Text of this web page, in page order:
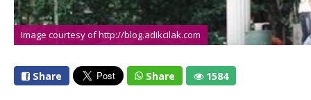
Image courtesy of http://blog.adikcilak.com
Share Share 1584